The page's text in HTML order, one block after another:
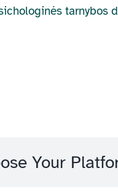
tarnybos
Your